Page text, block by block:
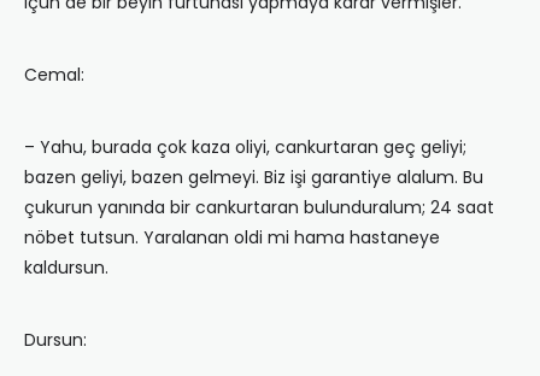
Cemal:
– Yahu, burada çok kaza oliyi, cankurtaran geç geliyi;
bazen geliyi, bazen gelmeyi. Biz işi garantiye alalum. Bu
çukurun yanında bir cankurtaran bulunduralum; 24 saat
nöbet tutsun. Yaralanan oldi mi hama hastaneye
kaldursun.
Dursun: